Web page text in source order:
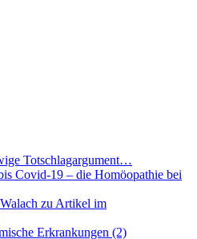
Totschlagargument…
Covid-19 – die Homöopathie bei
zu Artikel im
Erkrankungen (2)